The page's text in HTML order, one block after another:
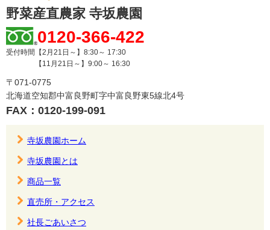
野菜産直農家 寺坂農園
0120-366-422
受付時間【2月21日～】8:30～ 17:30
【11月21日～】9:00～ 16:30
〒071-0775
北海道空知郡中富良野町字中富良野東5線北4号
FAX：0120-199-091
寺坂農園ホーム
寺坂農園とは
商品一覧
直売所・アクセス
社長ごあいさつ